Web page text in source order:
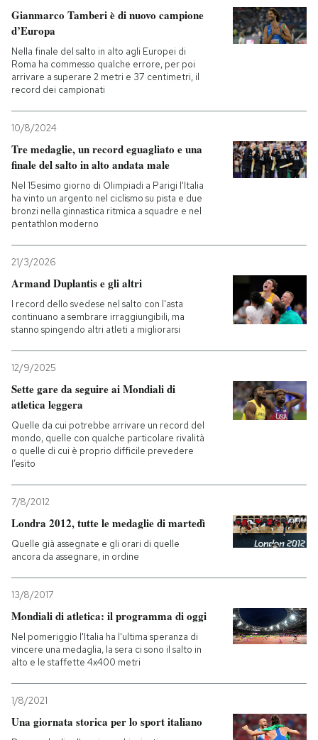
SHOP
CALENDARIO
Entra
Gianmarco Tamberi è di nuovo campione
d’Europa
Nella finale del salto in alto agli Europei di
Roma ha commesso qualche errore, per poi
arrivare a superare 2 metri e 37 centimetri, il
record dei campionati
10/8/2024
Tre medaglie, un record eguagliato e una
finale del salto in alto andata male
Nel 15esimo giorno di Olimpiadi a Parigi l'Italia
ha vinto un argento nel ciclismo su pista e due
bronzi nella ginnastica ritmica a squadre e nel
pentathlon moderno
21/3/2026
Armand Duplantis e gli altri
I record dello svedese nel salto con l'asta
continuano a sembrare irraggiungibili, ma
stanno spingendo altri atleti a migliorarsi
12/9/2025
Sette gare da seguire ai Mondiali di
atletica leggera
Quelle da cui potrebbe arrivare un record del
mondo, quelle con qualche particolare rivalità
o quelle di cui è proprio difficile prevedere
l’esito
7/8/2012
Londra 2012, tutte le medaglie di martedì
Quelle già assegnate e gli orari di quelle
ancora da assegnare, in ordine
13/8/2017
Mondiali di atletica: il programma di oggi
Nel pomeriggio l'Italia ha l'ultima speranza di
vincere una medaglia, la sera ci sono il salto in
alto e le staffette 4x400 metri
1/8/2021
Una giornata storica per lo sport italiano